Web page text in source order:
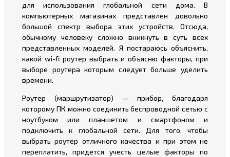
для использования глобальной сети дома. В
компьютерных магазинах представлен довольно
большой спектр выбора этих устройств. Отсюда,
обычному человеку сложно вникнуть в суть всех
представленных моделей. Я постараюсь объяснить,
какой wi-fi роутер выбрать и объясню факторы, при
выборе роутера которым следует больше уделить
времени.
Роутер (маршрутизатор) — прибор, благодаря
которому ПК можно соединить беспроводной сетью с
ноутбуком или планшетом и смартфоном и
подключить к глобальной сети. Для того, чтобы
выбрать роутер отличного качества и при этом не
переплатить, придется учесть целые факторы по